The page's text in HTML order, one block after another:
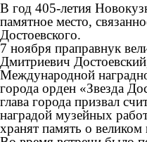
В год 405-летия
памятное место,
Достоевского.
7 ноября праправнук
Дмитриевич
Международной
города орден «Звезда
глава города призвал
наградой музейных
хранят память о великом